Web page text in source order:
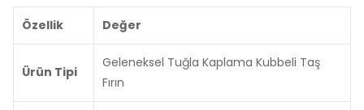
Özellik Değer
Ürün Tipi
Geleneksel Tuğla Kaplama Kubbeli Taş
Fırın